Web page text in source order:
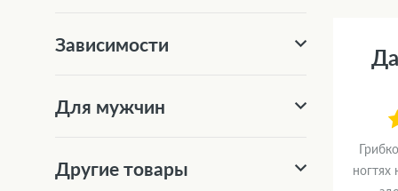
ногтях
Зависимости
Для мужчин
Другие товары